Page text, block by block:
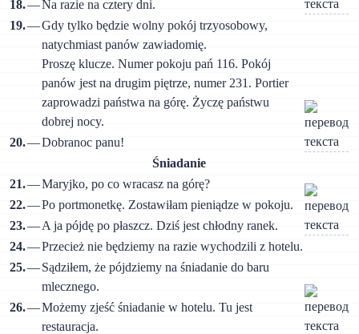
18.—Na razie na cztery dni.
19.—Gdy tylko będzie wolny pokój trzyosobowy,
natychmiast panów zawiadomię.
Proszę klucze. Numer pokoju pań 116. Pokój
panów jest na drugim piętrze, numer 231. Portier
zaprowadzi państwa na górę. Życzę państwu
dobrej nocy.
20.—Dobranoc panu!
Śniadanie
21.—Maryjko, po co wracasz na górę?
22.—Po portmonetkę. Zostawiłam pieniądze w pokoju.
23.—A ja pójdę po płaszcz. Dziś jest chłodny ranek.
24.—Przecież nie będziemy na razie wychodzili z hotelu.
25.—Sądziłem, że pójdziemy na śniadanie do baru
mlecznego.
26.—Możemy zjeść śniadanie w hotelu. Tu jest
restauracja.